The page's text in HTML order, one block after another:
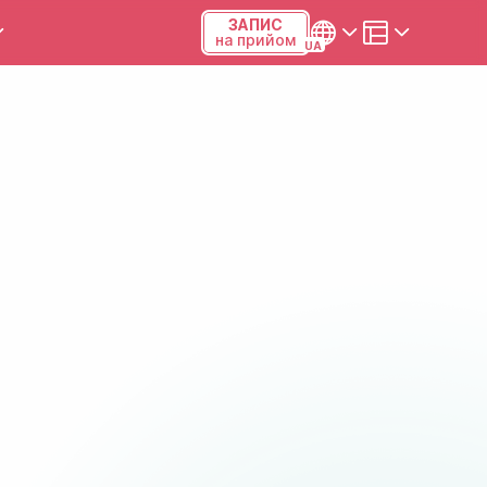
ЗАПИС
на прийом